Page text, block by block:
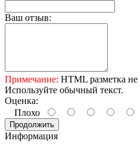
Ваш отзыв:
Примечание: HTML разметка
Используйте обычный текст.
Оценка:
Плохо
Продолжить
Информация